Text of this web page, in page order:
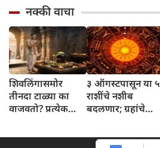
नक्की वाचा
शिवलिंगासमोर
तीनदा टाळ्या का
वाजवतो? प्रत्येक
३ ऑगस्टपासून या ५
राशींचे नशीब
बदलणार; ग्रहांचे